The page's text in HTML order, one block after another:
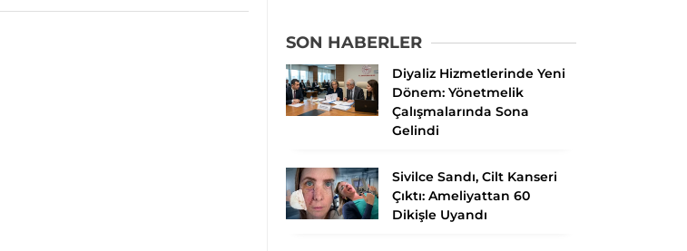
SON HABERLER
Diyaliz Hizmetlerinde Yeni
Dönem: Yönetmelik
Çalışmalarında Sona
Gelindi
Sivilce Sandı, Cilt Kanseri
Çıktı: Ameliyattan 60
Dikişle Uyandı